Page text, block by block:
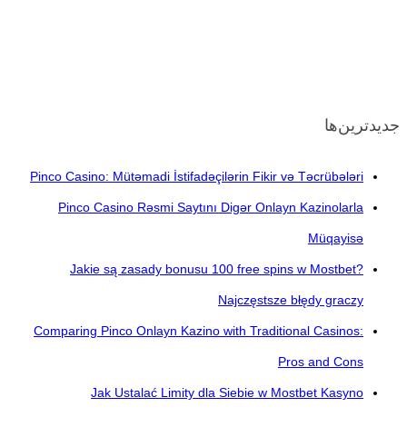
جدیدترین‌ها
Pinco Casino: Mütəmadi İstifadəçilərin Fikir və Təcrübələri
Pinco Casino Rəsmi Saytını Digər Onlayn Kazinolarla
Müqayisə
Jakie są zasady bonusu 100 free spins w Mostbet?
Najczęstsze błędy graczy
Comparing Pinco Onlayn Kazino with Traditional Casinos:
Pros and Cons
Jak Ustalać Limity dla Siebie w Mostbet Kasyno